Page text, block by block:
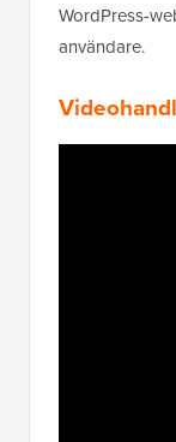
WordPress-
användare.